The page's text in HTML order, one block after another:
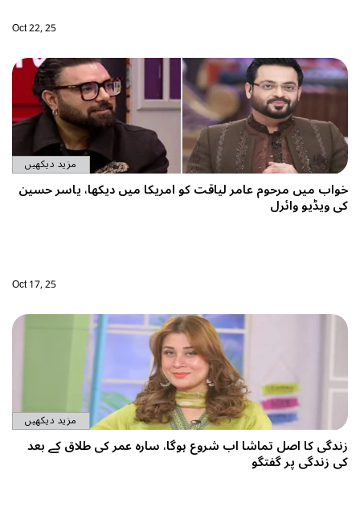
Oct 22, 25
مزید دیکھیں
خواب میں مرحوم عامر لیاقت کو امریکا میں دیکھا، یاسر حسین
کی ویڈیو وائرل
Oct 17, 25
مزید دیکھیں
زندگی کا اصل تماشا اب شروع ہوگا، سارہ عمر کی طلاق کے بعد
کی زندگی پر گفتگو